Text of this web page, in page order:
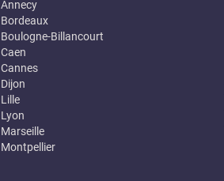
Annecy
Bordeaux
Boulogne-Billancourt
Caen
Cannes
Dijon
Lille
Lyon
Marseille
Montpellier